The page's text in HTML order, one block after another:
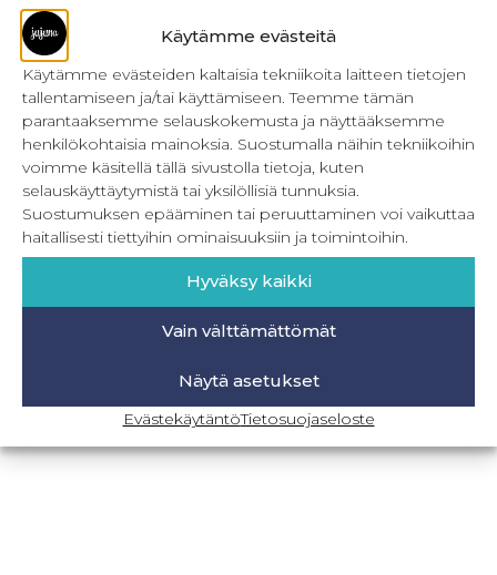
Käytämme evästeitä
Käytämme evästeiden kaltaisia tekniikoita laitteen tietojen
tallentamiseen ja/tai käyttämiseen. Teemme tämän
parantaaksemme selauskokemusta ja näyttääksemme
henkilökohtaisia mainoksia. Suostumalla näihin tekniikoihin
voimme käsitellä tällä sivustolla tietoja, kuten
selauskäyttäytymistä tai yksilöllisiä tunnuksia.
Suostumuksen epääminen tai peruuttaminen voi vaikuttaa
haitallisesti tiettyihin ominaisuuksiin ja toimintoihin.
Hyväksy kaikki
Vain välttämättömät
Näytä asetukset
EvästekäytäntöTietosuojaseloste
Kulmikas pussukka kaava Särmä
Bokserikuminauhan ompelu
Metrivetoketjun käyttö
Metrivetoketjun lukon pujottaminen
Onnistu joustavien vaatteiden ompelussa
Laakasauman ompelu saumurilla
Jujunan ompelubingo heinä-joulukuulle
Retkeilyhousujen materiaalit ja tarvikkeet
BLOGI-SIVULLE